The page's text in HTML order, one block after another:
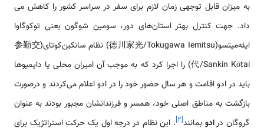
به میزان قابل توجهی زمان لازم برای سفر در سراسر کشور را کاهش می
داد. جهت کنترل بهتر استان‌های دور، سومین شوگون یعنی توکوگاوا
ایئه‌میتسو(徳川家光/Tokugawa Iemitsu) نظام سانکین‌کوتای(参勤交
代/Sankin Kōtai) را اجرا کرد که به موجب آن امیران محلی یا دایمیوها
باید در ادو اقامت و هر سال حضور خود را در ادو اعلام می‌کردند و درصورت
بازگشت به مناطق اصلی خود، همسر و فرزندانشان مجبور بودند به عنوان
گروگان درادو بمانند[۲]. این نظام در درجه اول یک حرکت استراتژیک برای